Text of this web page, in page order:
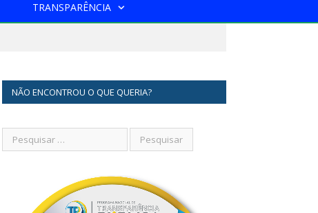
TRANSPARÊNCIA
NÃO ENCONTROU O QUE QUERIA?